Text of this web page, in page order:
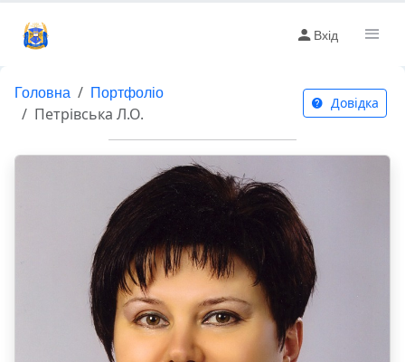
Вхід
Головна Портфоліо
Петрівська Л.О.
Довідка